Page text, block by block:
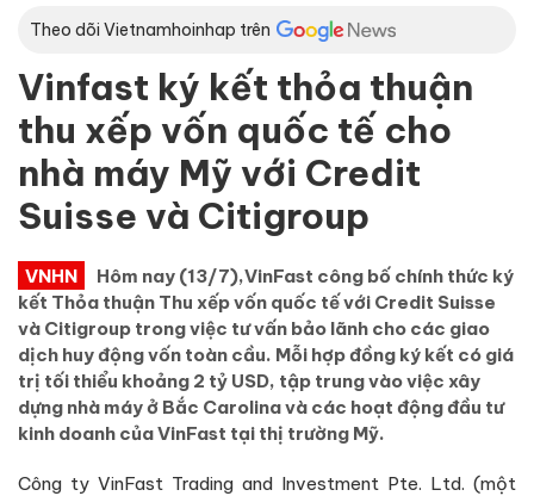
Theo dõi Vietnamhoinhap trên
Vinfast ký kết thỏa thuận
thu xếp vốn quốc tế cho
nhà máy Mỹ với Credit
Suisse và Citigroup
VNHN
Hôm nay (13/7),VinFast công bố chính thức ký
kết Thỏa thuận Thu xếp vốn quốc tế với Credit Suisse
và Citigroup trong việc tư vấn bảo lãnh cho các giao
dịch huy động vốn toàn cầu. Mỗi hợp đồng ký kết có giá
trị tối thiểu khoảng 2 tỷ USD, tập trung vào việc xây
dựng nhà máy ở Bắc Carolina và các hoạt động đầu tư
kinh doanh của VinFast tại thị trường Mỹ.
Công ty VinFast Trading and Investment Pte. Ltd. (một